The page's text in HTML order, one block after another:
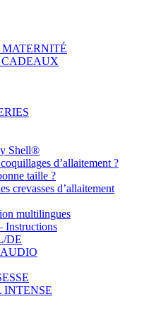
Shell®
d’allaitement ?
taille ?
crevasses d’allaitement
multilingues
Instructions
DE
INTENSE